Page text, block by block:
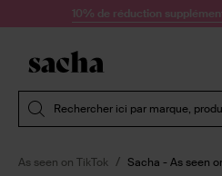
Passer au contenu
10% de réduction
Rechercher ici par marque,
As seen on TikTok Sacha - As seen